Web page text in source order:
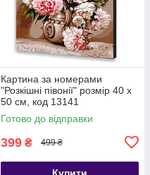
Картина за номерами
"Розкішні півонії" розмір 40 х
50 см, код 13141
Готово до відправки
399 ₴ 499 ₴
Купити